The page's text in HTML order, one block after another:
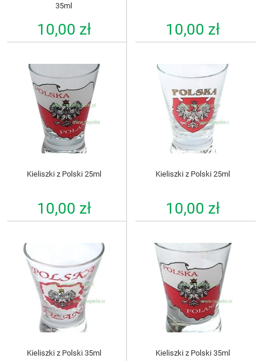
35ml
10,00 zł 10,00 zł
Kieliszki z Polski 25ml
10,00 zł
Kieliszki z Polski 25ml
10,00 zł
Kieliszki z Polski 35ml Kieliszki z Polski 35ml